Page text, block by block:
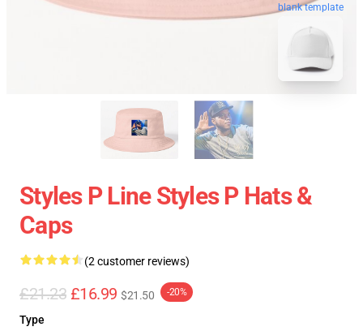
blank template
Styles P Line Styles P Hats &
Caps
(2 customer reviews)
£21.23 £16.99 $21.50 -20%
Type